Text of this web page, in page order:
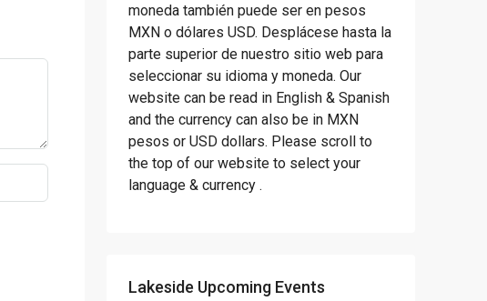
moneda también puede ser en pesos
MXN o dólares USD. Desplácese hasta la
parte superior de nuestro sitio web para
seleccionar su idioma y moneda. Our
website can be read in English & Spanish
and the currency can also be in MXN
pesos or USD dollars. Please scroll to
the top of our website to select your
language & currency .
Lakeside Upcoming Events